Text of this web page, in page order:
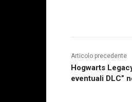
Articolo precedente
Hogwarts
eventuali DLC”